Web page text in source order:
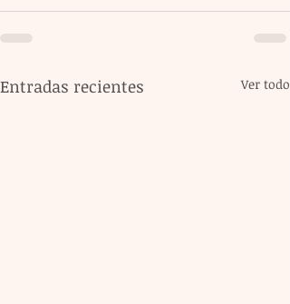
Entradas recientes Ver todo